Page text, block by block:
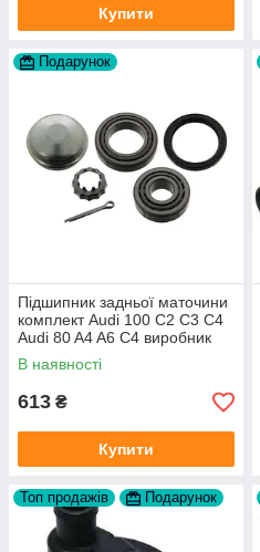
Купити
Подарунок
Підшипник задньої маточини
комплект Audi 100 C2 C3 C4
Audi 80 A4 A6 C4 виробник
FAG
В наявності
613 ₴
Купити
Топ продажів Подарунок